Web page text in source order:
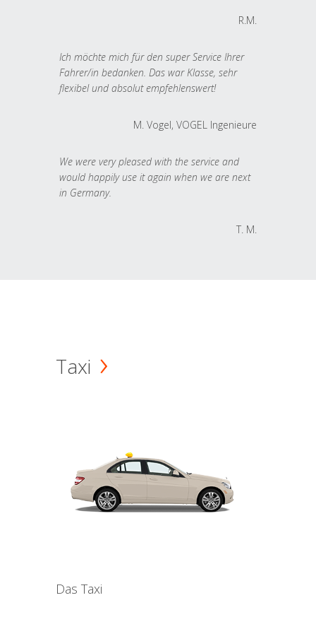
R.M.
Ich möchte mich für den super Service Ihrer
Fahrer/in bedanken. Das war Klasse, sehr
flexibel und absolut empfehlenswert!
M. Vogel, VOGEL Ingenieure
We were very pleased with the service and
would happily use it again when we are next
in Germany.
T. M.
Taxi
Das Taxi